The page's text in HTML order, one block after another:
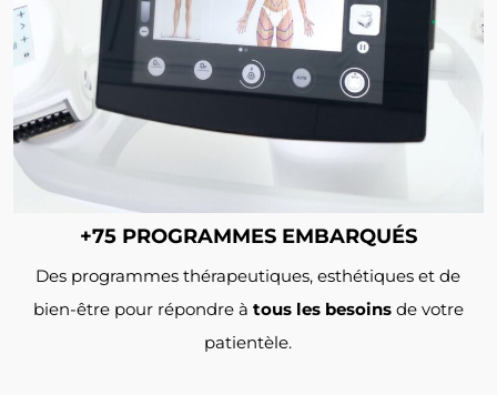
+75 PROGRAMMES EMBARQUÉS
Des programmes thérapeutiques, esthétiques et de
bien-être pour répondre à tous les besoinsde votre
patientèle.